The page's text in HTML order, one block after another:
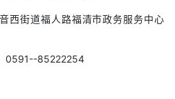
西街道福人路福清市政务服务中心
0591--85222254